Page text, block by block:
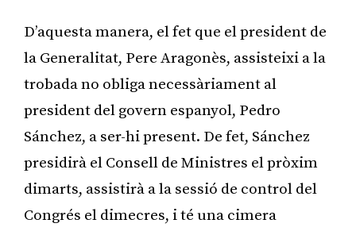
D’aquesta manera, el fet que el president de
la Generalitat, Pere Aragonès, assisteixi a la
trobada no obliga necessàriament al
president del govern espanyol, Pedro
Sánchez, a ser-hi present. De fet, Sánchez
presidirà el Consell de Ministres el pròxim
dimarts, assistirà a la sessió de control del
Congrés el dimecres, i té una cimera